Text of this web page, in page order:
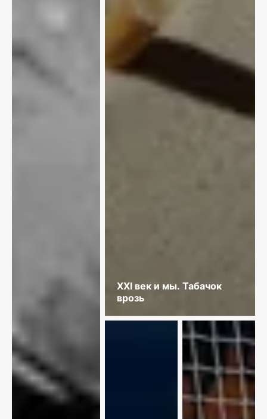
XXI век и мы. Табачок
врозь